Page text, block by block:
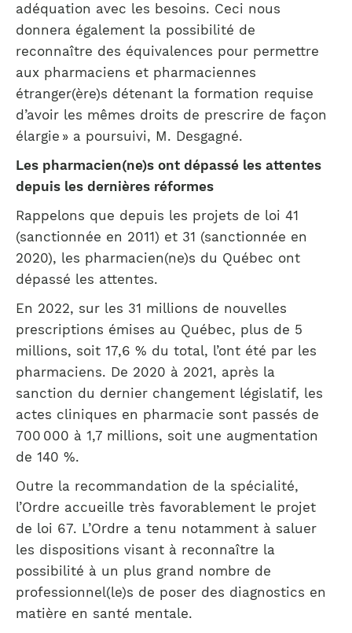
adéquation avec les besoins. Ceci nous
donnera également la possibilité de
reconnaître des équivalences pour permettre
aux pharmaciens et pharmaciennes
étranger(ère)s détenant la formation requise
d’avoir les mêmes droits de prescrire de façon
élargie » a poursuivi, M. Desgagné.
Les pharmacien(ne)s ont dépassé les attentes
depuis les dernières réformes
Rappelons que depuis les projets de loi 41
(sanctionnée en 2011) et 31 (sanctionnée en
2020), les pharmacien(ne)s du Québec ont
dépassé les attentes.
En 2022, sur les 31 millions de nouvelles
prescriptions émises au Québec, plus de 5
millions, soit 17,6 % du total, l’ont été par les
pharmaciens. De 2020 à 2021, après la
sanction du dernier changement législatif, les
actes cliniques en pharmacie sont passés de
700 000 à 1,7 millions, soit une augmentation
de 140 %.
Outre la recommandation de la spécialité,
l’Ordre accueille très favorablement le projet
de loi 67. L’Ordre a tenu notamment à saluer
les dispositions visant à reconnaître la
possibilité à un plus grand nombre de
professionnel(le)s de poser des diagnostics en
matière en santé mentale.